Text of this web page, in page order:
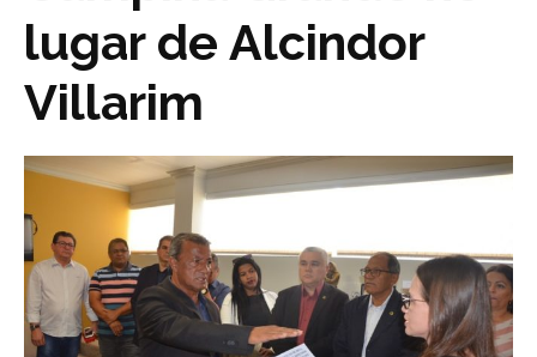
lugar de Alcindor
Villarim